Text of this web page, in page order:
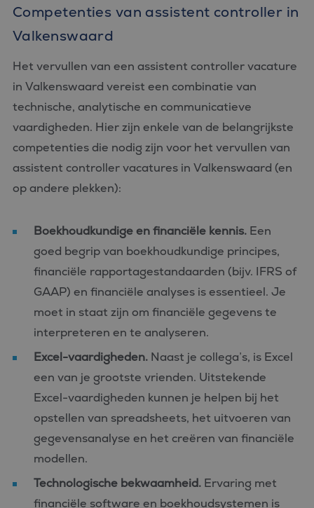
Competenties van assistent controller in
Valkenswaard
Het vervullen van een assistent controller vacature
in Valkenswaard vereist een combinatie van
technische, analytische en communicatieve
vaardigheden. Hier zijn enkele van de belangrijkste
competenties die nodig zijn voor het vervullen van
assistent controller vacatures in Valkenswaard (en
op andere plekken):
Boekhoudkundige en financiële kennis. Een
goed begrip van boekhoudkundige principes,
financiële rapportagestandaarden (bijv. IFRS of
GAAP) en financiële analyses is essentieel. Je
moet in staat zijn om financiële gegevens te
interpreteren en te analyseren.
Excel-vaardigheden. Naast je collega’s, is Excel
een van je grootste vrienden. Uitstekende
Excel-vaardigheden kunnen je helpen bij het
opstellen van spreadsheets, het uitvoeren van
gegevensanalyse en het creëren van financiële
modellen.
Technologische bekwaamheid. Ervaring met
financiële software en boekhoudsystemen is